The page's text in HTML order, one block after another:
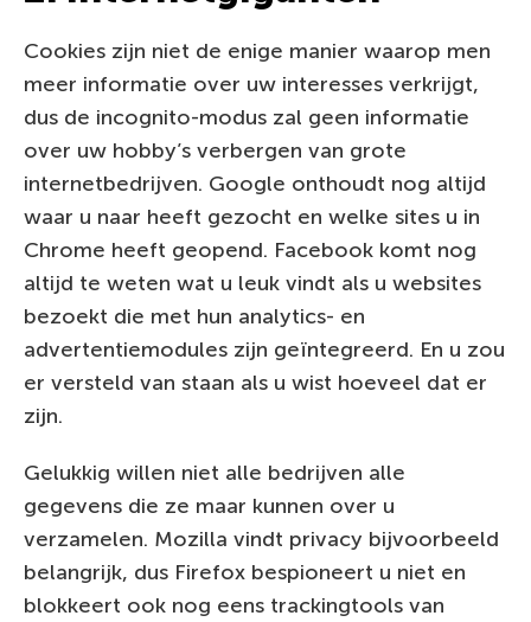
Cookies zijn niet de enige manier waarop men
meer informatie over uw interesses verkrijgt,
dus de incognito-modus zal geen informatie
over uw hobby’s verbergen van grote
internetbedrijven. Google onthoudt nog altijd
waar u naar heeft gezocht en welke sites u in
Chrome heeft geopend. Facebook komt nog
altijd te weten wat u leuk vindt als u websites
bezoekt die met hun analytics- en
advertentiemodules zijn geïntegreerd. En u zou
er versteld van staan als u wist hoeveel dat er
zijn.
Gelukkig willen niet alle bedrijven alle
gegevens die ze maar kunnen over u
verzamelen. Mozilla vindt privacy bijvoorbeeld
belangrijk, dus Firefox bespioneert u niet en
blokkeert ook nog eens trackingtools van